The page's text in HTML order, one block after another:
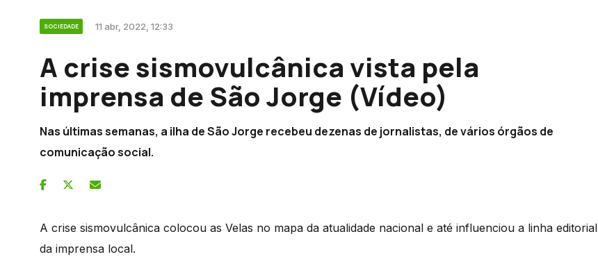
SOCIEDADE 11 abr, 2022, 12:33
A crise sismovulcânica vista pela
imprensa de São Jorge (Vídeo)
Nas últimas semanas, a ilha de São Jorge recebeu dezenas de jornalistas, de vários órgãos de
comunicação social.
A crise sismovulcânica colocou as Velas no mapa da atualidade nacional e até influenciou a linha editorial
da imprensa local.